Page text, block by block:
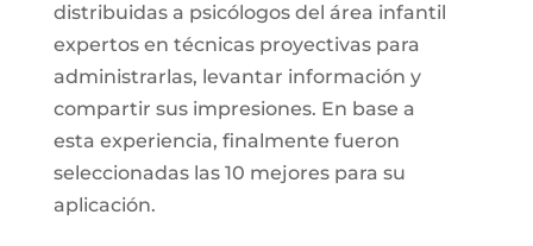
distribuidas a psicólogos del área infantil
expertos en técnicas proyectivas para
administrarlas, levantar información y
compartir sus impresiones. En base a
esta experiencia, finalmente fueron
seleccionadas las 10 mejores para su
aplicación.